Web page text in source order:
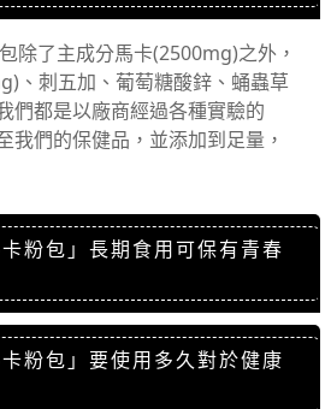
除了主成分馬卡(2500mg)之外，
、刺五加、葡萄糖酸鋅、蛹蟲草
們都是以廠商經過各種實驗的
我們的保健品，並添加到足量，
粉包」長期食用可保有青春
粉包」要使用多久對於健康